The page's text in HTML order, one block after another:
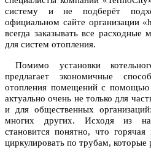
систему и не подберёт
официальном сайте организации
всегда заказывать все расходные
для систем отопления.
Помимо установки
предлагает экономичные
отопления помещений с
актуально очень не только для
и для общественных
многих других. Исходя из
становится понятно, что горячая
циркулировать по трубам, которые